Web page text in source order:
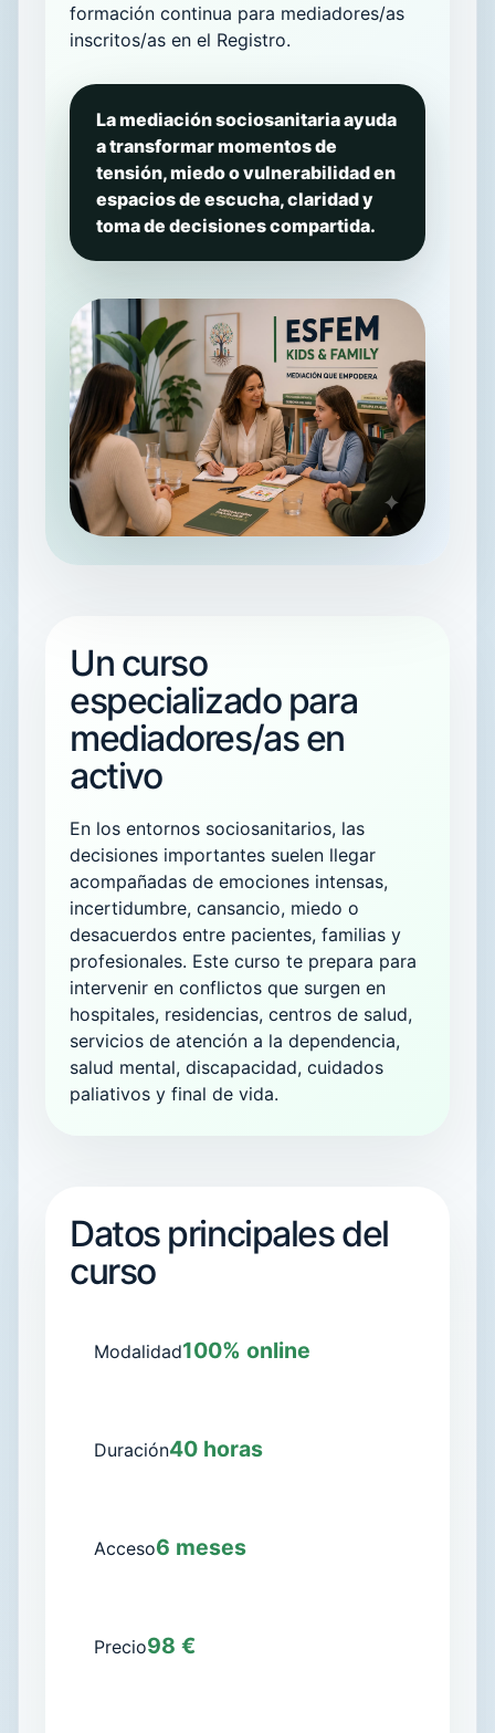
formación continua para mediadores/as
inscritos/as en el Registro.
La mediación sociosanitaria ayuda
a transformar momentos de
tensión, miedo o vulnerabilidad en
espacios de escucha, claridad y
toma de decisiones compartida.
Un curso
especializado para
mediadores/as en
activo
En los entornos sociosanitarios, las
decisiones importantes suelen llegar
acompañadas de emociones intensas,
incertidumbre, cansancio, miedo o
desacuerdos entre pacientes, familias y
profesionales. Este curso te prepara para
intervenir en conflictos que surgen en
hospitales, residencias, centros de salud,
servicios de atención a la dependencia,
salud mental, discapacidad, cuidados
paliativos y final de vida.
Datos principales del
curso
Modalidad100% online
Duración40 horas
Acceso6 meses
Precio98 €